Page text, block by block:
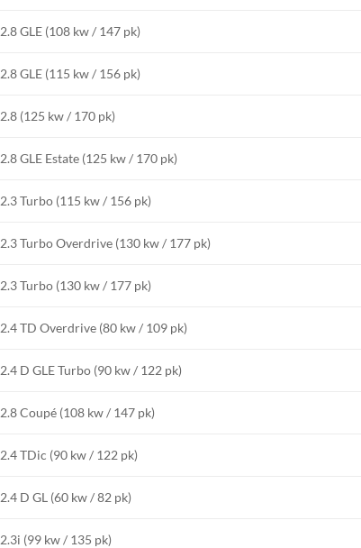
2.8 GLE (108 kw / 147 pk)
2.8 GLE (115 kw / 156 pk)
2.8 (125 kw / 170 pk)
2.8 GLE Estate (125 kw / 170 pk)
2.3 Turbo (115 kw / 156 pk)
2.3 Turbo Overdrive (130 kw / 177 pk)
2.3 Turbo (130 kw / 177 pk)
2.4 TD Overdrive (80 kw / 109 pk)
2.4 D GLE Turbo (90 kw / 122 pk)
2.8 Coupé (108 kw / 147 pk)
2.4 TDic (90 kw / 122 pk)
2.4 D GL (60 kw / 82 pk)
2.3i (99 kw / 135 pk)